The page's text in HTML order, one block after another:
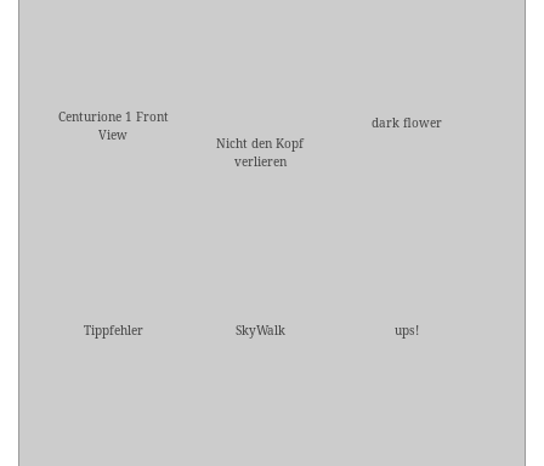
Centurione 1 Front
View
Nicht den Kopf
verlieren
dark flower
Tippfehler SkyWalk ups!